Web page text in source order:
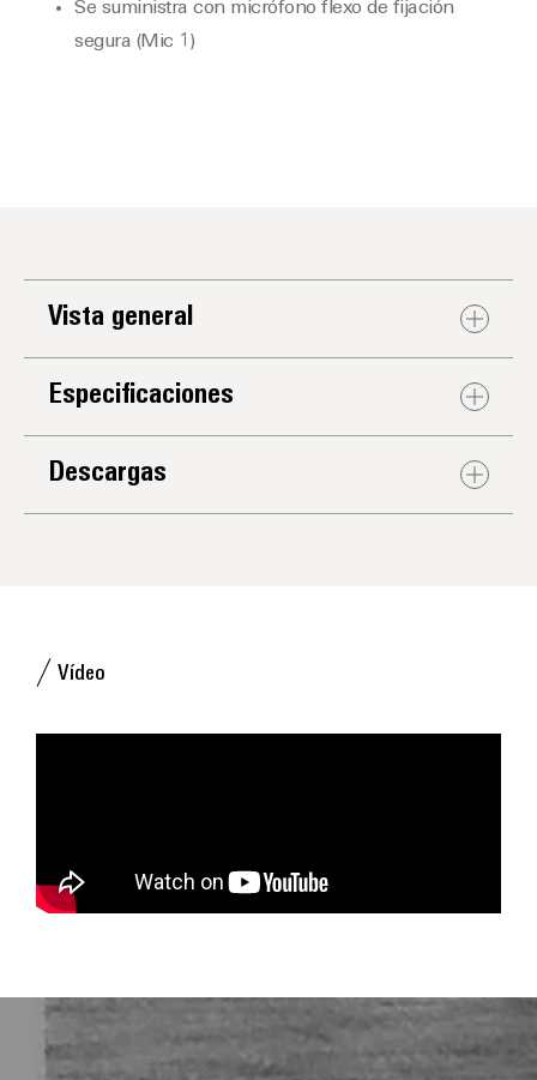
Se suministra con micrófono flexo de fijación
segura (Mic 1)
Vista general
Especificaciones
Descargas
Vídeo